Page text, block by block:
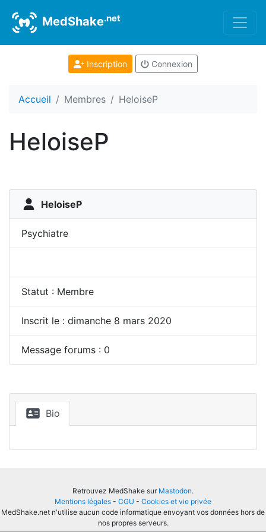
MedShake.net
Inscription Connexion
Accueil Membres HeloiseP
HeloiseP
HeloiseP
Psychiatre
Statut : Membre
Inscrit le : dimanche 8 mars 2020
Message forums : 0
Bio
Retrouvez MedShake sur Mastodon.
Mentions légales - CGU - Cookies et vie privée
MedShake.net n'utilise aucun code informatique envoyant vos données hors de
nos propres serveurs.